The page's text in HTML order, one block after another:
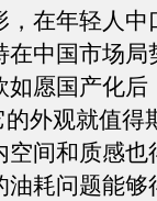
在年轻人中
中国市场局
愿国产化后
外观就值得
间和质感也
耗问题能够